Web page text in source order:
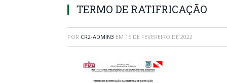
TERMO DE RATIFRICAÇÃO
POR CR2-ADMIN3 EM 15 DE FEVEREIRO DE 2022